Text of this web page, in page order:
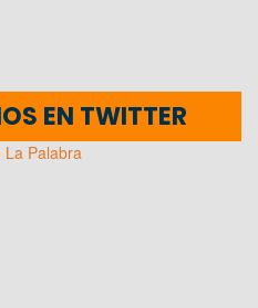
EN TWITTER
La Palabra